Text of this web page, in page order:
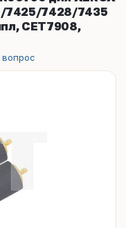
7425/7428/7435
CET7908,
вопрос